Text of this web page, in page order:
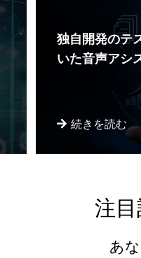
独自開発のテ
いた音声アシ
続きを読む
注
あ